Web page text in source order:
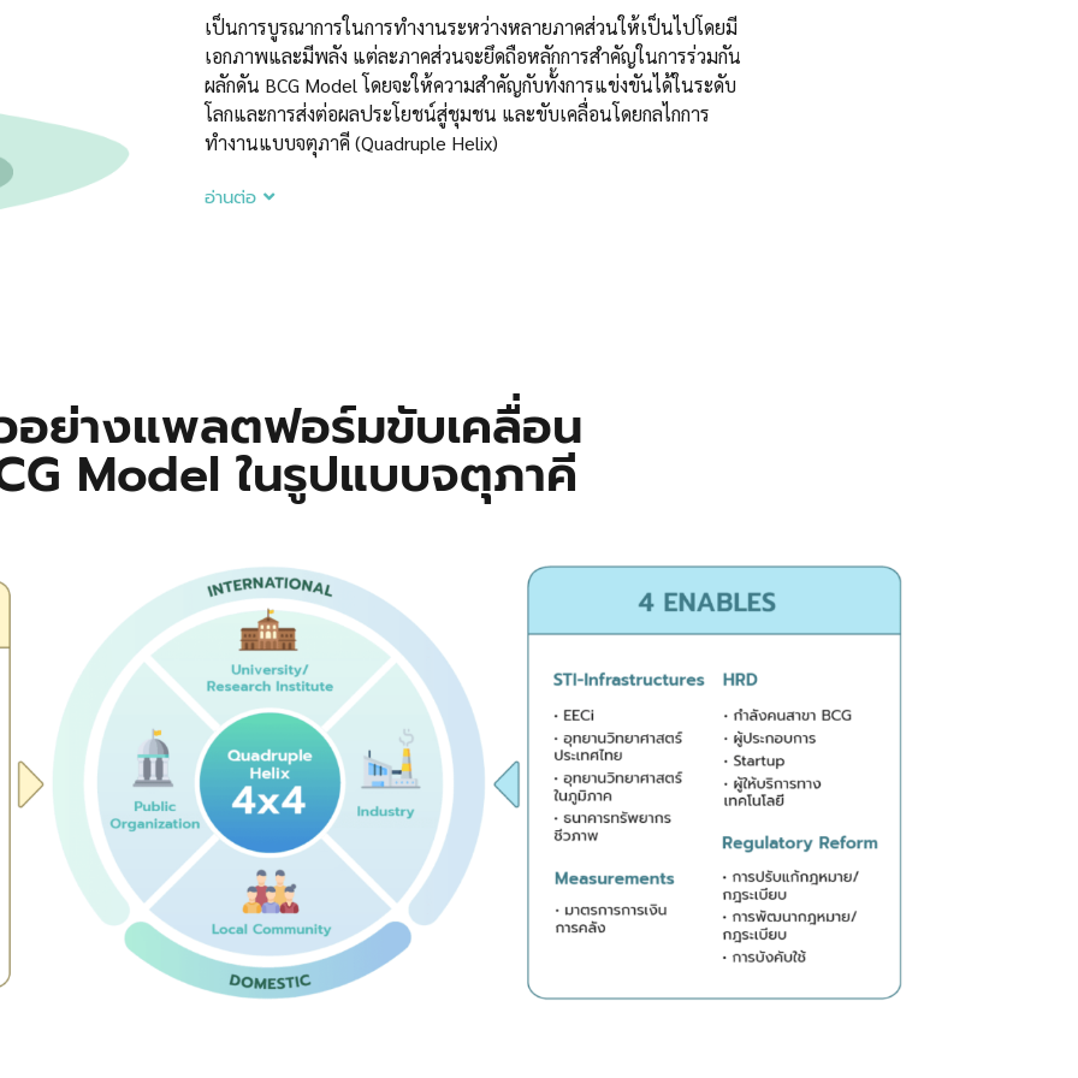
เป็นการบูรณาการในการทำงานระหว่างหลายภาคส่วนให้เป็นไปโดยมี
เอกภาพและมีพลัง แต่ละภาคส่วนจะยึดถือหลักการสำคัญในการร่วมกัน
ผลักดัน BCG Model โดยจะให้ความสำคัญกับทั้งการแข่งขันได้ในระดับ
โลกและการส่งต่อผลประโยชน์สู่ชุมชน และขับเคลื่อนโดยกลไกการ
ทำงานแบบจตุภาคี (Quadruple Helix)
อ่านต่อ
อย่างแพลตฟอร์มขับเคลื่อน
Model ในรูปแบบจตุภาคี